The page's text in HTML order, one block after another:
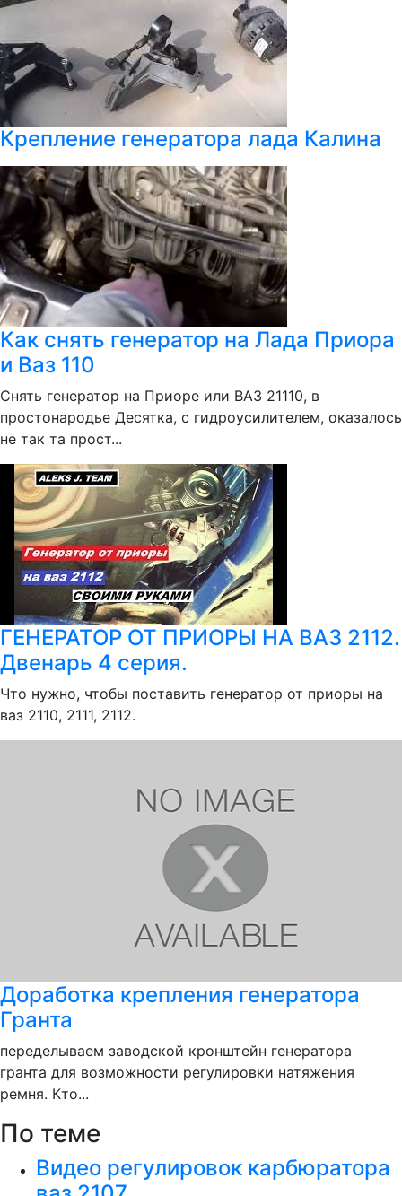
Крепление генератора лада Калина
Как снять генератор на Лада Приора
и Ваз 110
Снять генератор на Приоре или ВАЗ 21110, в
простонародье Десятка, с гидроусилителем, оказалось
не так та прост...
ГЕНЕРАТОР ОТ ПРИОРЫ НА ВАЗ 2112.
Двенарь 4 серия.
Что нужно, чтобы поставить генератор от приоры на
ваз 2110, 2111, 2112.
Доработка крепления генератора
Гранта
переделываем заводской кронштейн генератора
гранта для возможности регулировки натяжения
ремня. Кто...
По теме
Видео регулировок карбюратора